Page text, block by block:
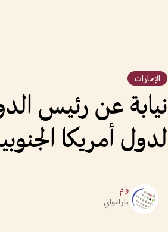
الإمارات
نيابة عن رئيس
لدول أمريكا
وام
باراغواي